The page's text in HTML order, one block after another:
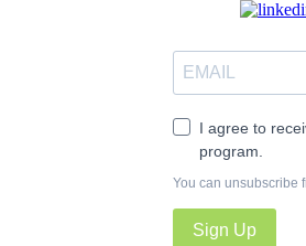
I agree to
program.
You can unsubscribe
Sign Up